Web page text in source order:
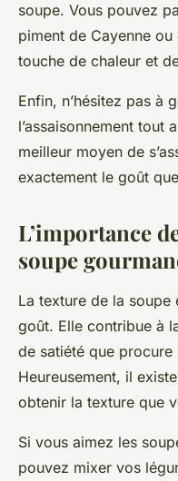
soupe. Vous pouvez
piment de Cayenne
touche de chaleur et
Enfin, n’hésitez pas à
l’assaisonnement tout
meilleur moyen de
exactement le goût
L’importance
soupe
La texture de la soupe
goût. Elle contribue à
de satiété que procure
Heureusement, il
obtenir la texture que
Si vous aimez les
pouvez mixer vos